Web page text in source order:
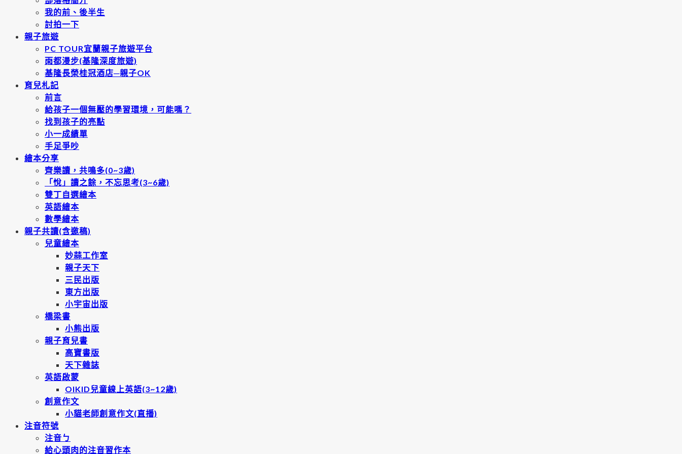
我的前、後半生
討拍一下
親子旅遊
PC TOUR宜蘭親子旅遊平台
雨都漫步(基隆深度旅遊)
基隆長榮桂冠酒店─親子OK
育兒札記
前言
給孩子一個無壓的學習環境，可能嗎？
找到孩子的亮點
小一成績單
手足爭吵
繪本分享
齊樂讀，共鳴多(0~3歲)
「悅」讀之餘，不忘思考(3~6歲)
雙丁自選繪本
英語繪本
數學繪本
親子共讀(含邀稿)
兒童繪本
妙蒜工作室
親子天下
三民出版
東方出版
小宇宙出版
橋梁書
小熊出版
親子育兒書
高寶書版
天下雜誌
英語啟蒙
OIKID兒童線上英語(3~12歲)
創意作文
小貓老師創意作文(直播)
注音符號
注音ㄅ
給心頭肉的注音習作本